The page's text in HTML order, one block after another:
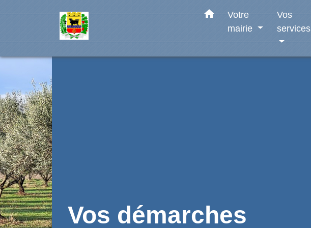
home
Votre
mairie
Vos
services
Vos démarches